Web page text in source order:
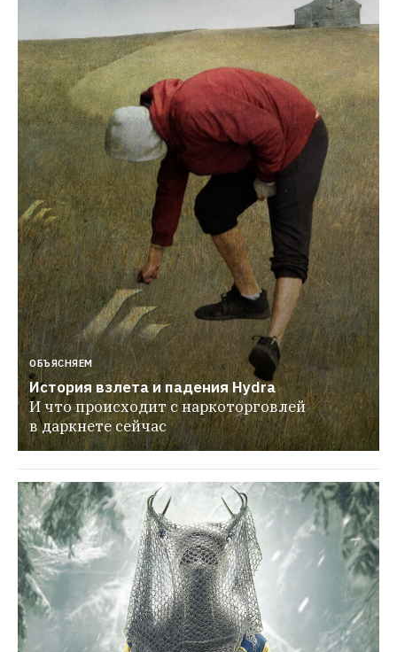
ОБЪЯСНЯЕМ
История взлета и падения Hydra
И что происходит с наркоторговлей
в даркнете сейчас